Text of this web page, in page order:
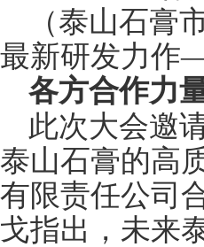
（泰山石膏
最新研发力作
各方合作力
此次大会邀
泰山石膏的高
有限责任公司
戈指出，未来